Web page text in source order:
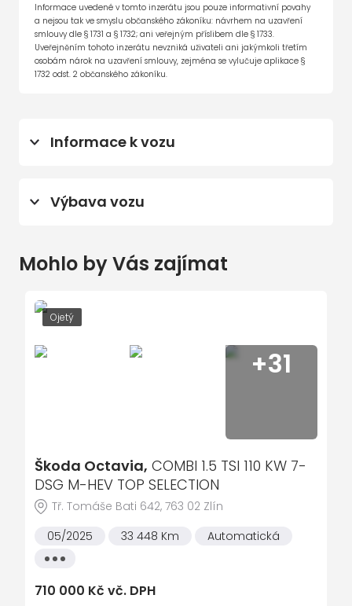
Informace k vozu
IQ.LIGHT – LED Matrix
Infotainment Ready2Discover
Vyhřívaná přední sedadla
Automatická klimatizace Climatronic
Výbava vozu
autorádio
ABS - antiblokovací systém
el. ovládání zrcátek
klimatizace automatická
handsfree
ESP - stabilizace podvozku
dálkově ovládané centrální zamykání
parkovací senzory
Mohlo by Vás zajímat
Ojetý
+31
Škoda Octavia, COMBI 1.5 TSI 110 KW 7-
DSG M-HEV TOP SELECTION
Tř. Tomáše Bati 642, 763 02 Zlín
05/2025
33 448 Km
Automatická
Všechny
710 000 Kč vč. DPH
Informace uvedené v tomto inzerátu jsou pouze informativní povahy
a nejsou tak ve smyslu občanského zákoníku: návrhem na uzavření
smlouvy dle § 1731 a § 1732; ani veřejným příslibem dle § 1733.
Uveřejněním tohoto inzerátu nevzniká uživateli ani jakýmkoli třetím
osobám nárok na uzavření smlouvy, zejména se vylučuje aplikace §
1732 odst. 2 občanského zákoníku.